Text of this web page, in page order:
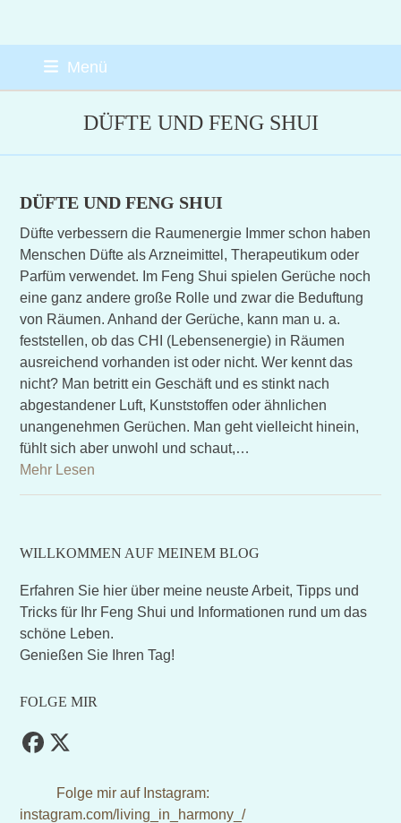
Menü
DÜFTE UND FENG SHUI
DÜFTE UND FENG SHUI
Düfte verbessern die Raumenergie Immer schon haben
Menschen Düfte als Arzneimittel, Therapeutikum oder
Parfüm verwendet. Im Feng Shui spielen Gerüche noch
eine ganz andere große Rolle und zwar die Beduftung
von Räumen. Anhand der Gerüche, kann man u. a.
feststellen, ob das CHI (Lebensenergie) in Räumen
ausreichend vorhanden ist oder nicht. Wer kennt das
nicht? Man betritt ein Geschäft und es stinkt nach
abgestandener Luft, Kunststoffen oder ähnlichen
unangenehmen Gerüchen. Man geht vielleicht hinein,
fühlt sich aber unwohl und schaut,…
Mehr Lesen
WILLKOMMEN AUF MEINEM BLOG
Erfahren Sie hier über meine neuste Arbeit, Tipps und
Tricks für Ihr Feng Shui und Informationen rund um das
schöne Leben.
Genießen Sie Ihren Tag!
FOLGE MIR
Facebook
Twitter
Folge mir auf Instagram:
instagram.com/living_in_harmony_/